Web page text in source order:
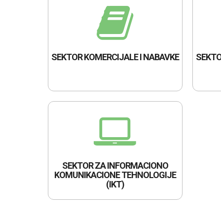
SEKTOR KOMERCIJALE I NABAVKE
SEKTOR ZA INFORMACIONO
KOMUNIKACIONE TEHNOLOGIJE
(IKT)